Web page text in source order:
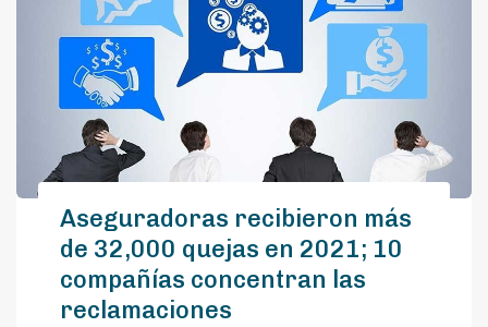
Aseguradoras recibieron más
de 32,000 quejas en 2021; 10
compañías concentran las
reclamaciones